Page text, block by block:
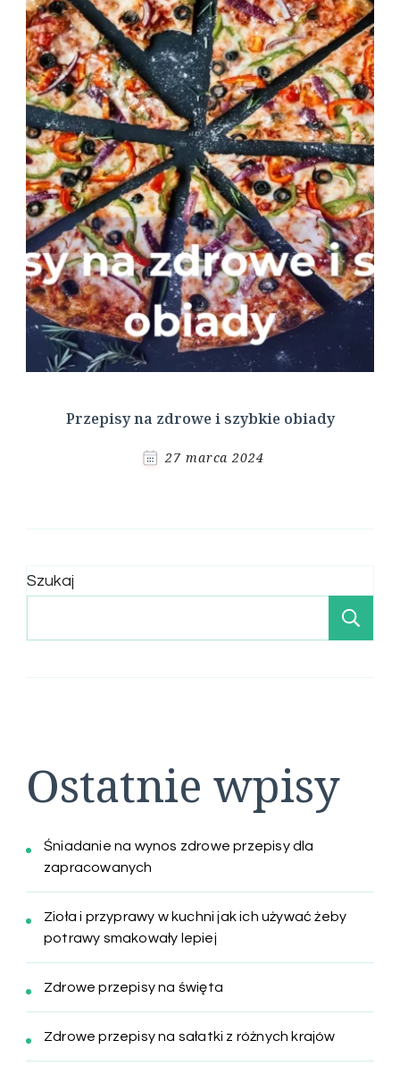
Przepisy na zdrowe i szybkie obiady
27 marca 2024
Szukaj
Ostatnie wpisy
Śniadanie na wynos zdrowe przepisy dla
zapracowanych
Zioła i przyprawy w kuchni jak ich używać żeby
potrawy smakowały lepiej
Zdrowe przepisy na święta
Zdrowe przepisy na sałatki z różnych krajów